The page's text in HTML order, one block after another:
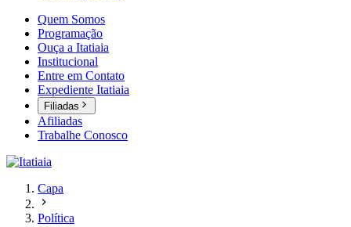
Quem Somos
Programação
Ouça a Itatiaia
Institucional
Entre em Contato
Expediente Itatiaia
Filiadas
Afiliadas
Trabalhe Conosco
Capa
Política